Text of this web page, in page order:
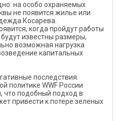
на особо охраняемых
не появится жилье или
Косарева.
когда пройдут работы
известны размеры,
возможная нагрузка
капитальных
последствия.
политике WWF России
что подобный подход в
привести к потере зеленых